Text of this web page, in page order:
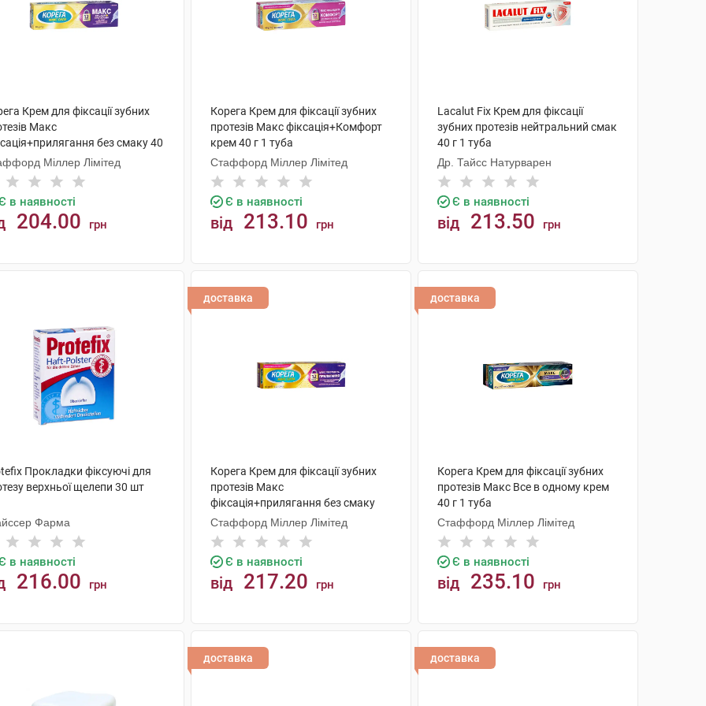
Крем для фіксації зубних
Макс
без смаку 40
туба Міллер Лімітед
в наявності
204.00 грн
Корега Крем для фіксації зубних
протезів Макс фіксація+Комфорт
крем 40 г 1 туба
Стаффорд Міллер Лімітед
Є в наявності
від 213.10 грн
Lacalut Fix Крем для фіксації
зубних протезів нейтральний смак
40 г 1 туба
Др. Тайсс Натурварен
Є в наявності
від 213.50 грн
Прокладки фіксуючі для
верхньої щелепи 30 шт
Фарма
в наявності
216.00 грн
доставка
Корега Крем для фіксації зубних
протезів Макс
фіксація+прилягання без смаку
крем 40 мл 1 туба
Стаффорд Міллер Лімітед
Є в наявності
від 217.20 грн
доставка
Корега Крем для фіксації зубних
протезів Макс Все в одному крем
40 г 1 туба
Стаффорд Міллер Лімітед
Є в наявності
від 235.10 грн
доставка доставка